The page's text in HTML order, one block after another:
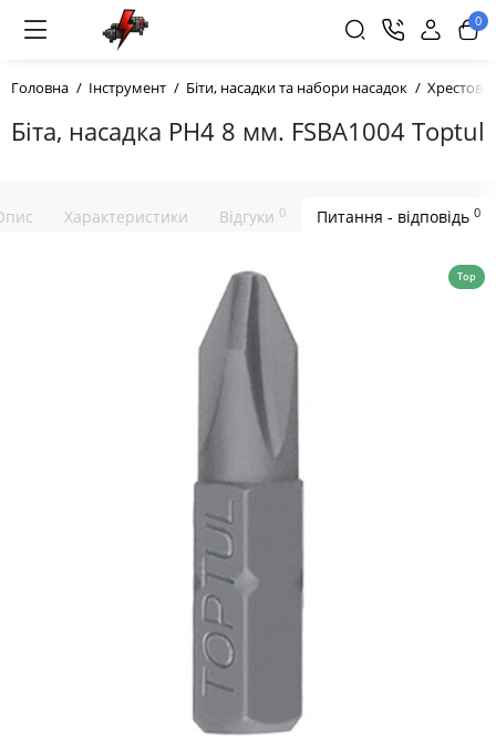
0
Головна Інструмент Біти, насадки та набори насадок Хрестові
Біта, насадка PH4 8 мм. FSBA1004 Toptul
Характеристики Відгуки 0 Питання - відповідь 0
Top